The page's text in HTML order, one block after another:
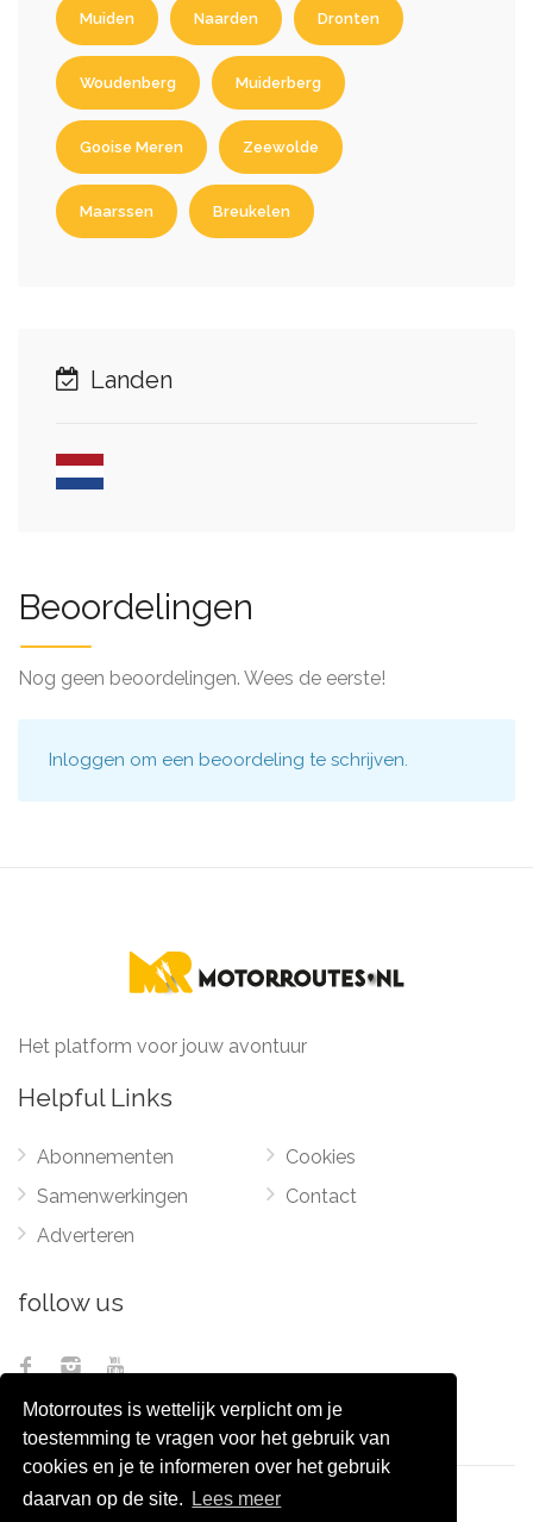
Motorroutes is wettelijk verplicht om je
toestemming te vragen voor het gebruik van
cookies en je te informeren over het gebruik
daarvan op de site.
Lees meer
Muiden Naarden Dronten
Woudenberg Muiderberg
Gooise Meren Zeewolde
Maarssen Breukelen
Landen
Beoordelingen
Nog geen beoordelingen. Wees de eerste!
Inloggen om een beoordeling te schrijven.
Het platform voor jouw avontuur
Helpful Links
Abonnementen
Samenwerkingen
Adverteren
Cookies
Contact
follow us